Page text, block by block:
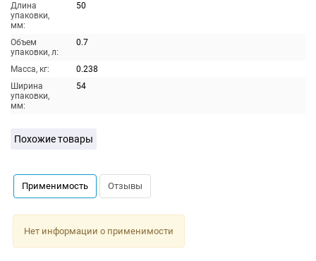
Длина
упаковки,
мм:
50
Объем
упаковки, л:
0.7
Масса, кг:
0.238
Ширина
упаковки,
мм:
54
Похожие товары
Применимость Отзывы
Нет информации о применимости